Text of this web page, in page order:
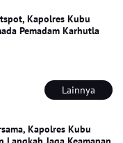
Kapolres Kubu
Pemadam Karhutla
Lainnya
Kapolres Kubu